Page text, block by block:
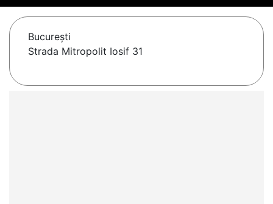
Bucureşti
Strada Mitropolit Iosif 31